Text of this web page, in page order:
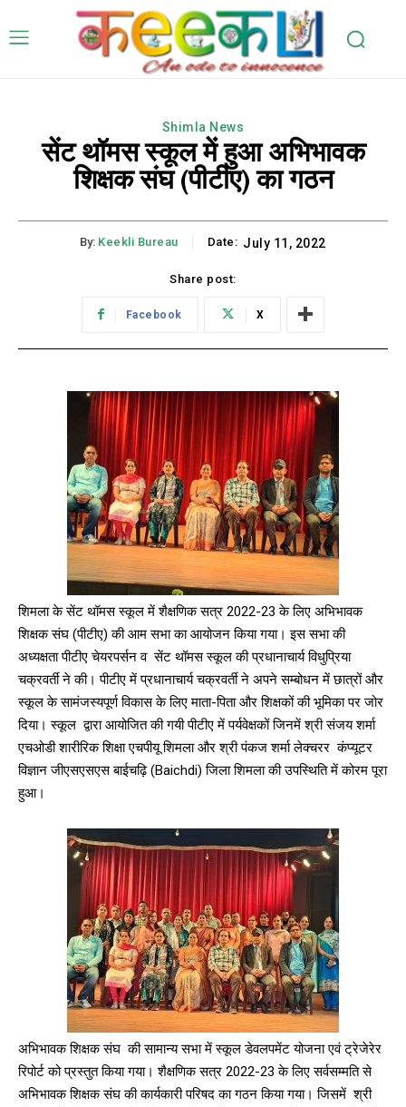
DAILY NEWS BULLETIN
Shimla News
सेंट थॉमस स्कूल में हुआ अभिभावक
शिक्षक संघ (पीटीए) का गठन
By: Keekli Bureau Date: July 11, 2022
Share post:
Facebook X
शिमला के सेंट थॉमस स्कूल में शैक्षणिक सत्र 2022-23 के लिए अभिभावक
शिक्षक संघ (पीटीए) की आम सभा का आयोजन किया गया। इस सभा की
अध्यक्षता पीटीए चेयरपर्सन व सेंट थॉमस स्कूल की प्रधानाचार्य विधुप्रिया
चक्रवर्ती ने की।पीटीए में प्रधानाचार्य चक्रवर्ती ने अपने सम्बोधन में छात्रों और
स्कूल के सामंजस्यपूर्ण विकास के लिए माता-पिता और शिक्षकों की भूमिका पर जोर
दिया।स्कूल द्वारा आयोजित की गयी पीटीए में पर्यवेक्षकों जिनमें श्री संजय शर्मा
एचओडी शारीरिक शिक्षा एचपीयू शिमला और श्री पंकज शर्मा लेक्चरर कंप्यूटर
विज्ञान जीएसएसएस बाईचढ़ि (Baichdi) जिला शिमला की उपस्थिति में कोरम पूरा
हुआ।
अभिभावक शिक्षक संघ की सामान्य सभा में स्कूल डेवलपमेंट योजना एवं ट्रेजेरेर
रिपोर्ट को प्रस्तुत किया गया।शैक्षणिक सत्र 2022-23 के लिए सर्वसम्मति से
अभिभावक शिक्षक संघ की कार्यकारी परिषद का गठन किया गया। जिसमें श्री